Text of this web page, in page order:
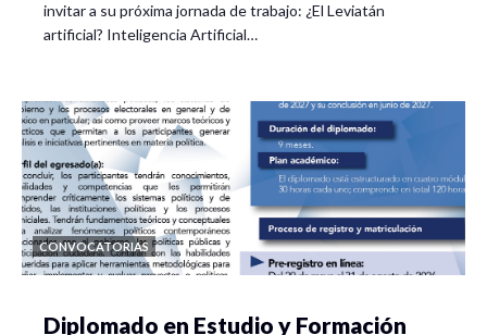
invitar a su próxima jornada de trabajo: ¿El Leviatán
artificial? Inteligencia Artificial…
CONVOCATORIAS
Diplomado en Estudio y Formación